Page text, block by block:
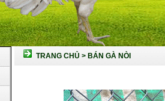
TRANG CHỦ > BÁN GÀ NÒI